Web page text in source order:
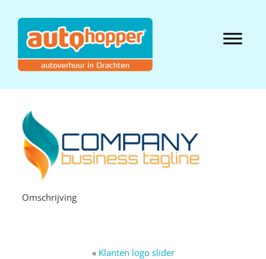
de
hoofd
inhoud
Autohopper
Hofstee
Omschrijving
« Klanten logo slider